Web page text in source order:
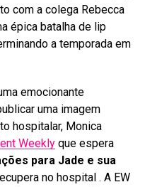
com a colega Rebecca
épica batalha de lip
a temporada em
emocionante
uma imagem
hospitalar, Monica
Weekly que espera
para Jade e sua
no hospital . A EW